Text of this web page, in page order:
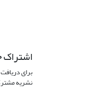
اشتراک
برای
نشریه